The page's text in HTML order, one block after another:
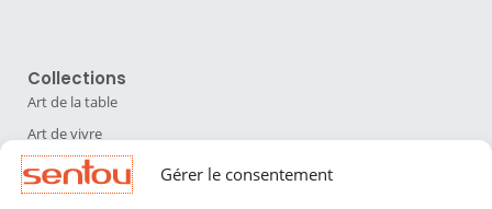
Gérer le consentement
Collections
Art de la table
Art de vivre
Déco
Luminaires